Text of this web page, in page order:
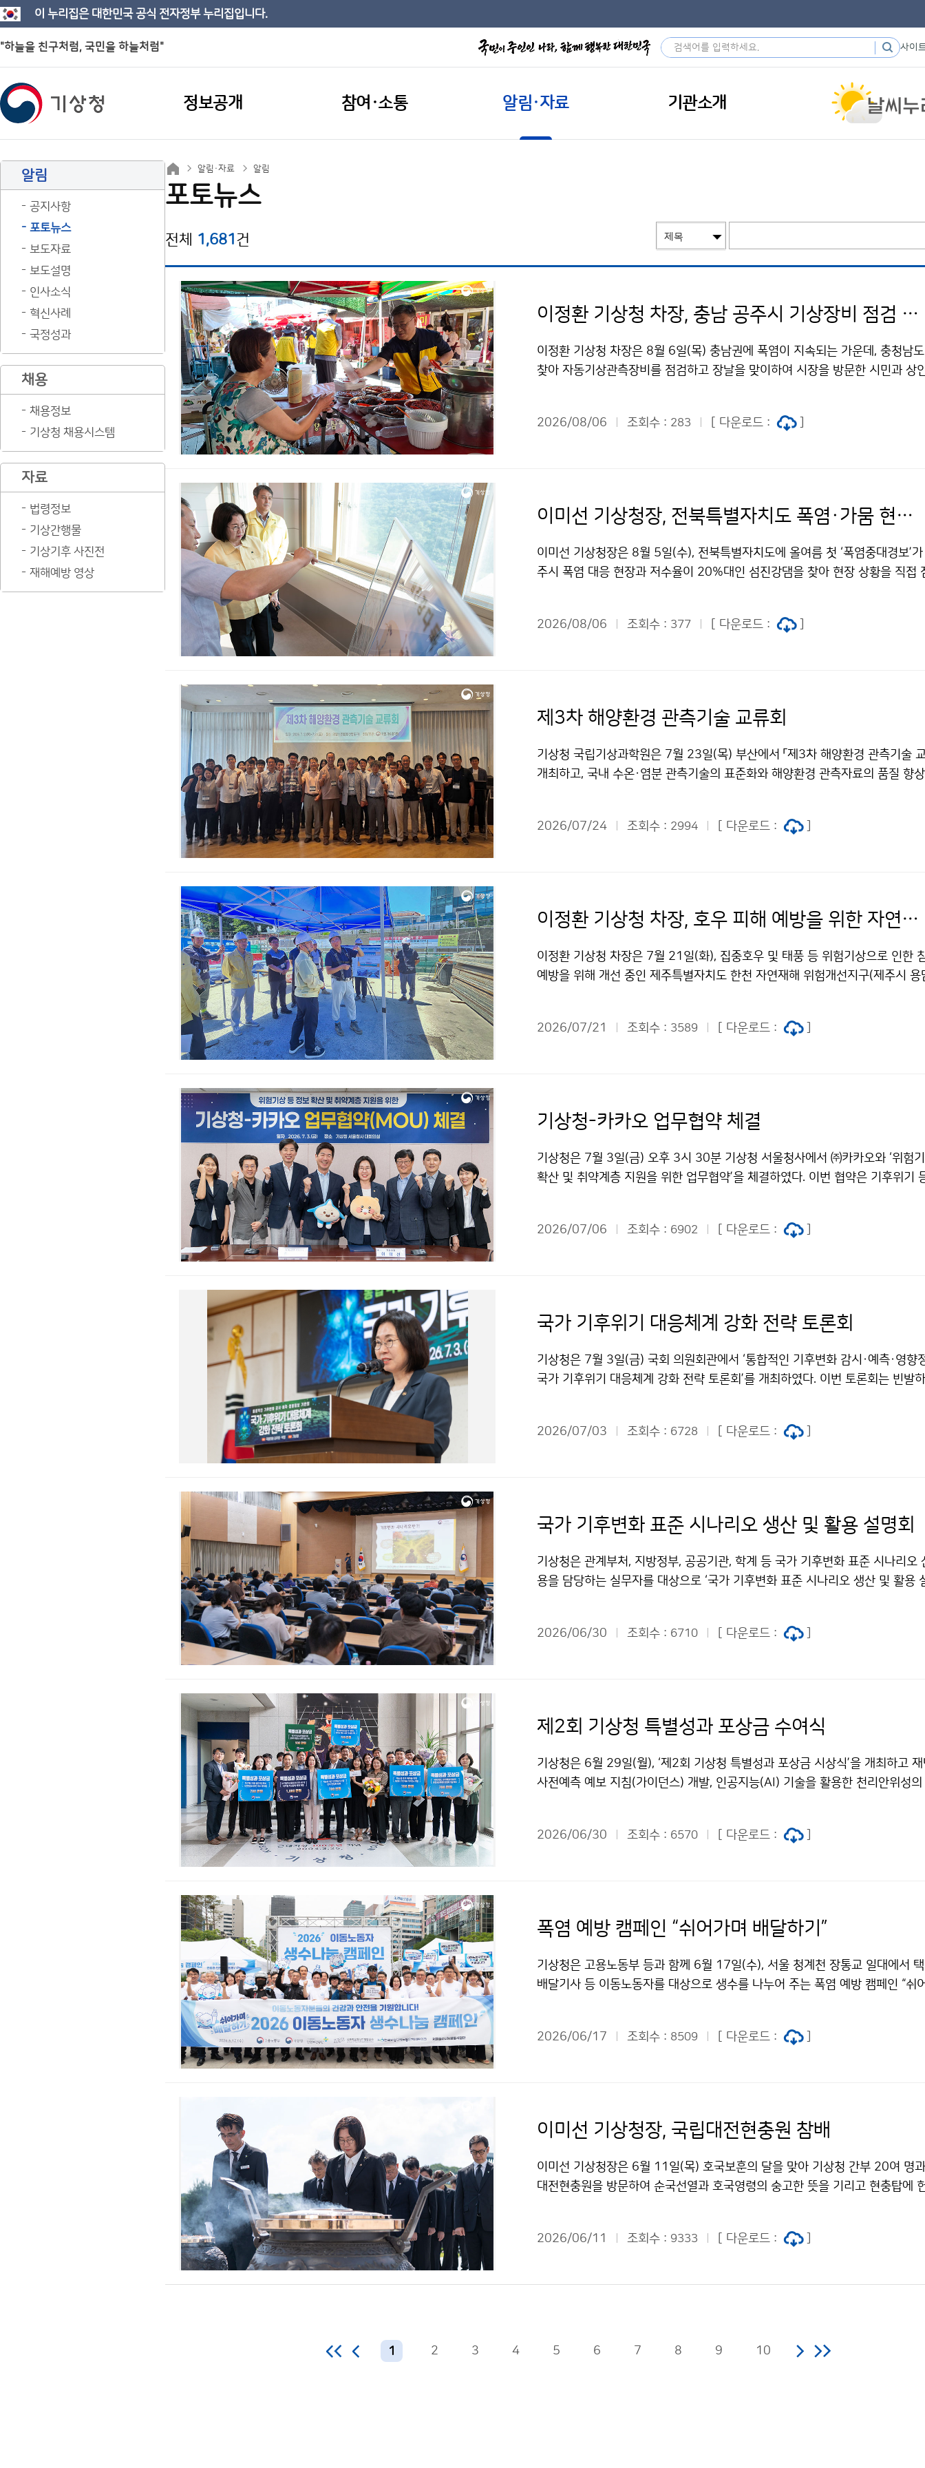
이 누리집은 대한민국 공식 전자정부 누리집입니다.
"하늘을 친구처럼, 국민을 하늘처럼" 사이
정보공개 참여·소통 알림·자료 기관소개
알림
공지사항
포토뉴스
보도자료
보도설명
인사소식
혁신사례
국정성과
채용
채용정보
기상청 채용시스템
자료
법령정보
기상간행물
기상기후 사진전
재해예방 영상
알림·자료 알림
포토뉴스
전체 1,681건
이정환 기상청 차장, 충남 공주시 기상장비 점검 및 폭염 피해 예방 활동 실시
이정환 기상청 차장은 8월 6일(목) 충남권에 폭염이 지속되는 가운데, 충청남
찾아 자동기상관측장비를 점검하고 장날을 맞이하여 시장을 방문한 시민과 상
2026/08/06 조회수 : 283 [ 다운로드 :
이미선 기상청장, 전북특별자치도 폭염·가뭄 현장 방문
이미선 기상청장은 8월 5일(수), 전북특별자치도에 올여름 첫 ‘폭염중대경보’
주시 폭염 대응 현장과 저수율이 20%대인 섬진강댐을 찾아 현장 상황을 직접
와 만나 가뭄 대응을 위한 기상·수문정보 공유 및 협력 방안을 논의하였다.
2026/08/06 조회수 : 377 [ 다운로드 :
제3차 해양환경 관측기술 교류회
기상청 국립기상과학원은 7월 23일(목) 부산에서 「제3차 해양환경 관측기술 교
개최하고, 국내 수온·염분 관측기술의 표준화와 해양환경 관측자료의 품질 향
2026/07/24 조회수 : 2994 [ 다운로드 :
이정환 기상청 차장, 호우 피해 예방을 위한 자연재해 위험개선지구 방문
이정환 기상청 차장은 7월 21일(화), 집중호우 및 태풍 등 위험기상으로 인한
예방을 위해 개선 중인 제주특별자치도 한천 자연재해 위험개선지구(제주시 용
곳으로, 여름철 위험기상 시 자연재해 발생이 우려되는 지역이다.
2026/07/21 조회수 : 3589 [ 다운로드 :
기상청-카카오 업무협약 체결
기상청은 7월 3일(금) 오후 3시 30분 기상청 서울청사에서 ㈜카카오와 ‘위험
확산 및 취약계층 지원을 위한 업무협약’을 체결하였다. 이번 협약은 기후위기
2026/07/06
조회수 : 6902 [ 다운로드 :
국가 기후위기 대응체계 강화 전략 토론회
기상청은 7월 3일(금) 국회 의원회관에서 ‘통합적인 기후변화 감시·예측·영향
국가 기후위기 대응체계 강화 전략 토론회’를 개최하였다. 이번 토론회는 빈발
활용하기 위한 협력 체계를 논의하기 위해 마련되었다.
2026/07/03 조회수 : 6728 [ 다운로드 :
국가 기후변화 표준 시나리오 생산 및 활용 설명회
기상청은 관계부처, 지방정부, 공공기관, 학계 등 국가 기후변화 표준 시나리오
용을 담당하는 실무자를 대상으로 ‘국가 기후변화 표준 시나리오 생산 및 활용
2026/06/30 조회수 : 6710 [ 다운로드 :
제2회 기상청 특별성과 포상금 수여식
기상청은 6월 29일(월), ‘제2회 기상청 특별성과 포상금 시상식’을 개최하고
사전예측 예보 지침(가이던스) 개발, 인공지능(AI) 기술을 활용한 천리안위성
2026/06/30
조회수 : 6570 [ 다운로드 :
폭염 예방 캠페인 “쉬어가며 배달하기”
기상청은 고용노동부 등과 함께 6월 17일(수), 서울 청계천 장통교 일대에서
배달기사 등 이동노동자를 대상으로 생수를 나누어 주는 폭염 예방 캠페인 “쉬
련됐다.
2026/06/17 조회수 : 8509 [ 다운로드 :
이미선 기상청장, 국립대전현충원 참배
이미선 기상청장은 6월 11일(목) 호국보훈의 달을 맞아 기상청 간부 20여 명
대전현충원을 방문하여 순국선열과 호국영령의 숭고한 뜻을 기리고 현충탑에
2026/06/11 조회수 : 9333 [ 다운로드 :
1 2 3 4 5 6 7 8 9 10